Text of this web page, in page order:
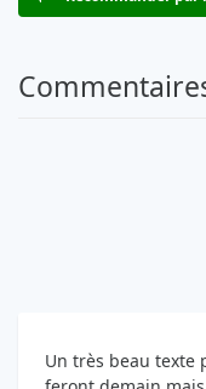
Un très beau texte